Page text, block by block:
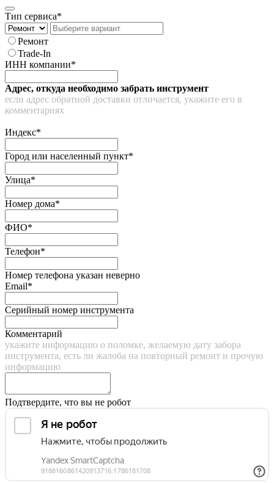
Тип сервиса*
Ремонт
Trade-In
ИНН компании*
Адрес, откуда необходимо забрать инструмент
если адрес обратной доставки отличается, укажите его в
комментариях
Индекс*
Город или населенный пункт*
Улица*
Номер дома*
ФИО*
Телефон*
Номер телефона указан неверно
Email*
Серийный номер инструмента
Комментарий
укажите информацию о поломке, желаемую дату забора
инструмента, есть ли жалоба на повторный ремонт и прочую
информацию
Подтвердите, что вы не робот